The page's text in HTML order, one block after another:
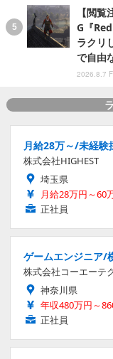
【閲
G『
ラクリ
で自由
2026.8.7
月給28万～/未経
株式会社HIGHEST
埼玉県
月給28万円～60
正社員
ゲームエンジニア/
株式会社コーエーテ
神奈川県
年収480万円～
正社員